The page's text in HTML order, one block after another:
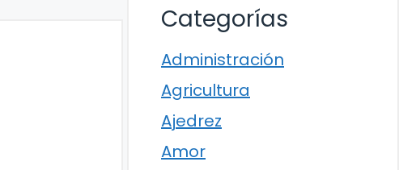
Categorías
Administración
Agricultura
Ajedrez
Amor